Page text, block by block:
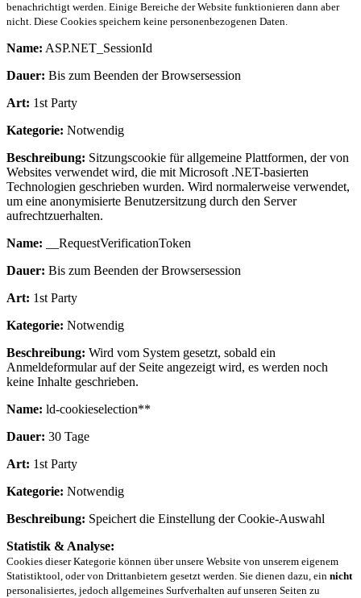
benachrichtigt werden. Einige Bereiche der Website funktionieren dann aber
nicht. Diese Cookies speichern keine personenbezogenen Daten.
Name: ASP.NET_SessionId
Dauer: Bis zum Beenden der Browsersession
Art: 1st Party
Kategorie: Notwendig
Beschreibung: Sitzungscookie für allgemeine Plattformen, der von
Websites verwendet wird, die mit Microsoft .NET-basierten
Technologien geschrieben wurden. Wird normalerweise verwendet,
um eine anonymisierte Benutzersitzung durch den Server
aufrechtzuerhalten.
Name: __RequestVerificationToken
Dauer: Bis zum Beenden der Browsersession
Art: 1st Party
Kategorie: Notwendig
Beschreibung: Wird vom System gesetzt, sobald ein
Anmeldeformular auf der Seite angezeigt wird, es werden noch
keine Inhalte geschrieben.
Name: ld-cookieselection**
Dauer: 30 Tage
Art: 1st Party
Kategorie: Notwendig
Beschreibung: Speichert die Einstellung der Cookie-Auswahl
Statistik & Analyse:
Cookies dieser Kategorie können über unsere Website von unserem eigenem
Statistiktool, oder von Drittanbietern gesetzt werden. Sie dienen dazu, ein nicht
personalisiertes, jedoch allgemeines Surfverhalten auf unseren Seiten zu